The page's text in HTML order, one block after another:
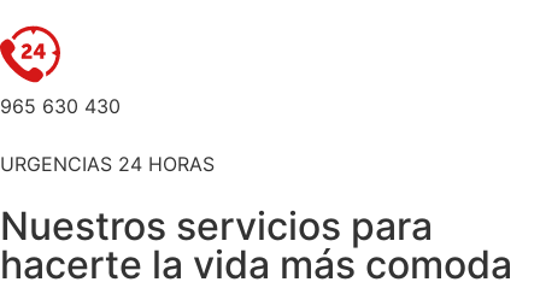
965 630 430
URGENCIAS 24 HORAS
Nuestros servicios para
hacerte la vida más comoda